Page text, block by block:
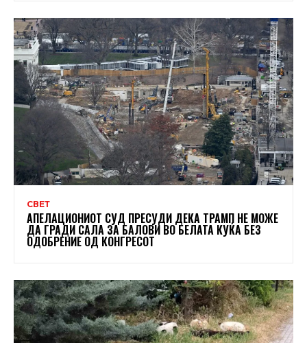
СВЕТ
АПЕЛАЦИОНИОТ СУД ПРЕСУДИ ДЕКА ТРАМП НЕ МОЖЕ
ДА ГРАДИ САЛА ЗА БАЛОВИ ВО БЕЛАТА КУЌА БЕЗ
ОДОБРЕНИЕ ОД КОНГРЕСОТ